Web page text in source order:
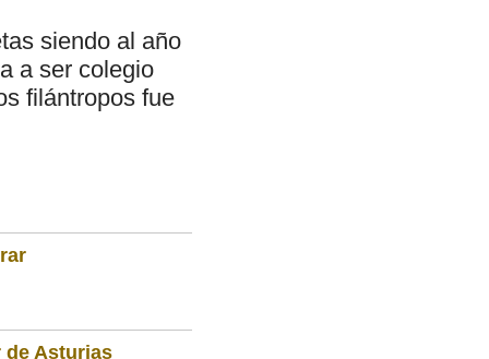
siendo al año
a ser colegio
filántropos fue
de Asturias